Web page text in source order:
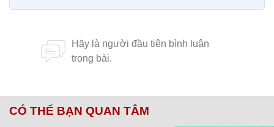
CÓ THỂ BẠN QUAN TÂM